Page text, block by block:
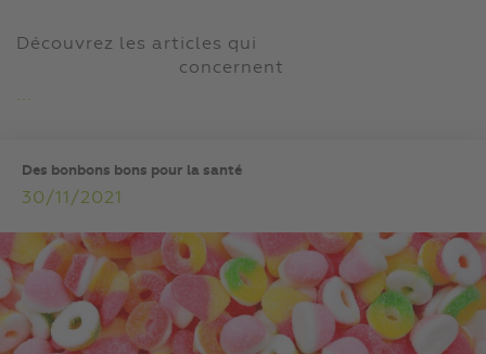
Découvrez les articles qui
concernent
...
Des bonbons bons pour la santé
30/11/2021